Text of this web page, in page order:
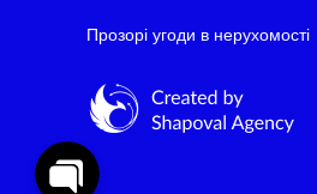
Прозорі угоди в нерухомості